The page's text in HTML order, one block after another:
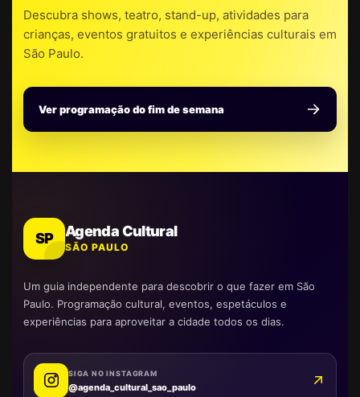
Descubra shows, teatro, stand-up, atividades para
crianças, eventos gratuitos e experiências culturais em
São Paulo.
Ver programação do fim de semana
SP Agenda Cultural
SÃO PAULO
Um guia independente para descobrir o que fazer em São
Paulo. Programação cultural, eventos, espetáculos e
experiências para aproveitar a cidade todos os dias.
SIGA NO INSTAGRAM
@agenda_cultural_sao_paulo